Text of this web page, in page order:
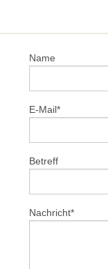
Name
E-Mail*
Betreff
Nachricht*